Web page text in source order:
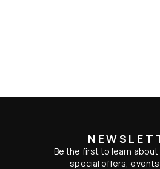
Be the first to learn about
special offers, events